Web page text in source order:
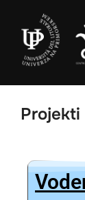
Projekti